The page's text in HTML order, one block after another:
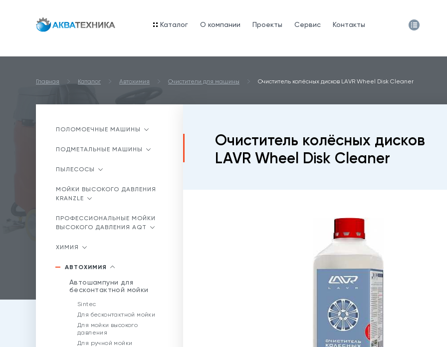
Каталог O компании Проекты Сервис Контакты
Главная Каталог Автохимия Очистители для машины Очиститель колёсных дисков LAVR Wheel Disk Cleaner
ПОЛОМОЕЧНЫЕ МАШИНЫ
ПОДМЕТАЛЬНЫЕ МАШИНЫ
ПЫЛЕСОСЫ
МОЙКИ ВЫСОКОГО ДАВЛЕНИЯ
KRANZLE
ПРОФЕССИОНАЛЬНЫЕ МОЙКИ
ВЫСОКОГО ДАВЛЕНИЯ AQT
ХИМИЯ
АВТОХИМИЯ
Автошампуни для
бесконтактной мойки
Sintec
Для бесконтактной мойки
Для мойки высокого
давления
Для ручной мойки
Очиститель колёсных дисков
LAVR Wheel Disk Cleaner